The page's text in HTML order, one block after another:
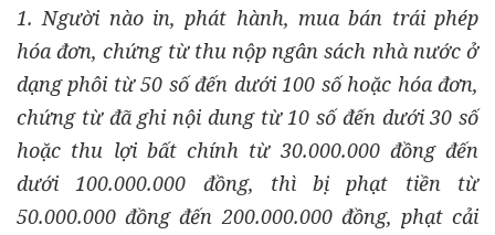
1. Người nào in, phát hành, mua bán trái phép
hóa đơn, chứng từ thu nộp ngân sách nhà nước ở
dạng phôi từ 50 số đến dưới 100 số hoặc hóa đơn,
chứng từ đã ghi nội dung từ 10 số đến dưới 30 số
hoặc thu lợi bất chính từ 30.000.000 đồng đến
dưới 100.000.000 đồng, thì bị phạt tiền từ
50.000.000 đồng đến 200.000.000 đồng, phạt cải